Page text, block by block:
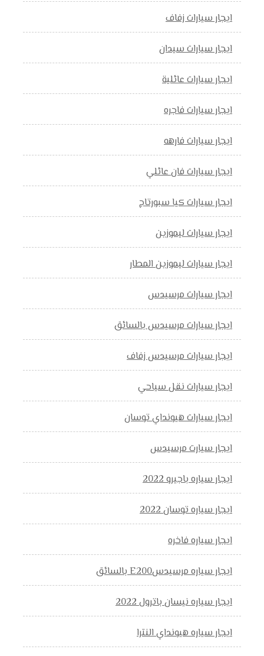
ايجار سيارات زفاف
ايجار سيارات سيدان
ايجار سيارات عائلية
ايجار سيارات فاجره
ايجار سيارات فارهه
ايجار سيارات فان عائلي
ايجار سيارات كيا سبورتاج
ايجار سيارات ليموزين
ايجار سيارات ليموزين المطار
ايجار سيارات مرسيدس
ايجار سيارات مرسيدس بالسائق
ايجار سيارات مرسيدس زفاف
ايجار سيارات نقل سياحي
ايجار سيارات هيونداي توسان
ايجار سيارت مرسيدس
ايجار سياره باجيرو 2022
ايجار سياره توسان 2022
ايجار سياره فاخره
ايجار سياره مرسيدسE200 بالسائق
ايجار سياره نيسان باترول 2022
ايجار سياره هيونداي النترا